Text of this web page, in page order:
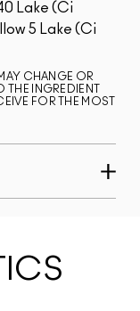
Lake (Ci
5 Lake (Ci
CHANGE OR
THE INGREDIENT
FOR THE MOST